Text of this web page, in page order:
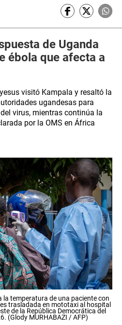
de Uganda
ébola que afecta a
visitó Kampala y resaltó la
ugandesas para
virus, mientras continúa la
por la OMS en África
temperatura de una paciente con
trasladada en mototaxi al hospital
de la República Democrática del
(Glody MURHABAZI / AFP)